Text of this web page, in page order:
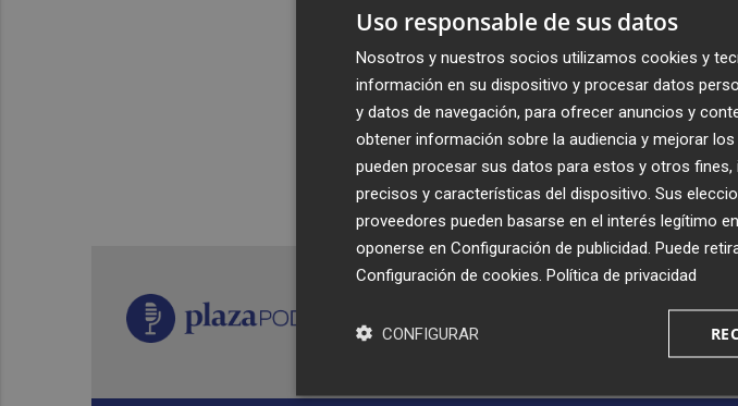
Recibe toda la
Plaza Podcast
Uso responsable de sus datos
Nosotros y nuestros socios utilizamos cookies y
información en su dispositivo y procesar datos
y datos de navegación, para ofrecer anuncios y
obtener información sobre la audiencia y mejorar los
pueden procesar sus datos para estos y otros
precisos y características del dispositivo. Sus
proveedores pueden basarse en el interés legítimo
oponerse en Configuración de publicidad . Puede
Configuración de cookies Política de privacidad
CONFIGURAR